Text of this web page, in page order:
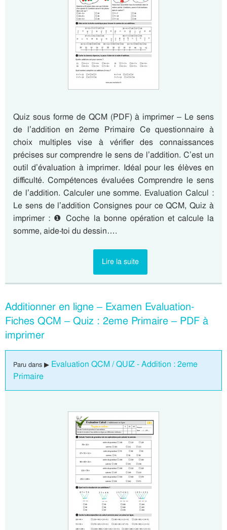
Quiz sous forme de QCM (PDF) à imprimer – Le sens
de l’addition en 2eme Primaire Ce questionnaire à
choix multiples vise à vérifier des connaissances
précises sur comprendre le sens de l’addition. C’est un
outil d’évaluation à imprimer. Idéal pour les élèves en
difficulté. Compétences évaluées Comprendre le sens
de l’addition. Calculer une somme. Evaluation Calcul :
Le sens de l’addition Consignes pour ce QCM, Quiz à
imprimer : ❶ Coche la bonne opération et calcule la
somme, aide-toi du dessin….
Lire la suite
Additionner en ligne – Examen Evaluation-
Fiches QCM – Quiz : 2eme Primaire – PDF à
imprimer
Paru dans ▶ Evaluation QCM / QUIZ - Addition : 2eme
Primaire